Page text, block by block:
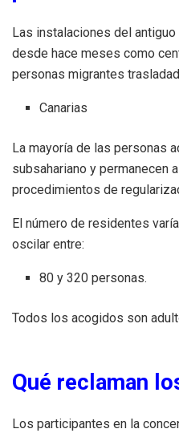
Las instalaciones del
desde hace meses como
personas migrantes
Canarias
La mayoría de las personas
subsahariano y permanecen
procedimientos de
El número de residentes
oscilar entre:
80 y 320 personas.
Todos los acogidos son
Qué reclaman
Los participantes en la